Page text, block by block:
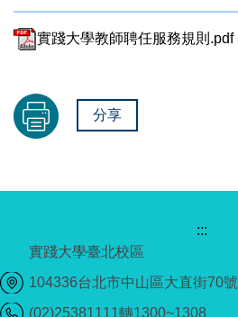
實踐大學教師聘任服務規則.pdf
分享
:::
實踐大學臺北校區
104336台北市中山區大直街70號
(02)25381111轉1300~1308